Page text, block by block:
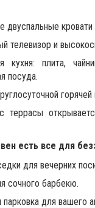
двуспальные
телевизор и
кухня: плита,
посуда.
террасы
есть все для
для вечерних
сочного барбекю.
парковка для вашего